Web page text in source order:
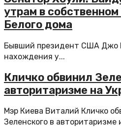
утрам в
Белого дома
Бывший президент США Джо
нахождения у...
Кличко обвинил
авторитаризме на
Мэр Киева Виталий Кличко
Зеленского в авторитаризме